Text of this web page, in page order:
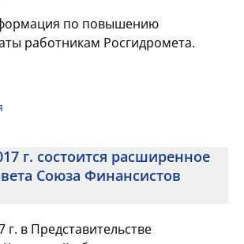
по повышению
работникам Росгидромета.
г. состоится расширенное
Союза Финансистов
г. в Представительстве